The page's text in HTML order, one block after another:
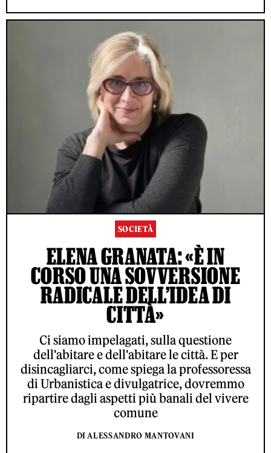
SOCIETÀ
ELENA GRANATA: «È IN
CORSO UNA SOVVERSIONE
RADICALE DELL’IDEA DI
CITTÀ»
Ci siamo impelagati, sulla questione
dell'abitare e dell'abitare le città. E per
disincagliarci, come spiega la professoressa
di Urbanistica e divulgatrice, dovremmo
ripartire dagli aspetti più banali del vivere
comune
DI ALESSANDRO MANTOVANI